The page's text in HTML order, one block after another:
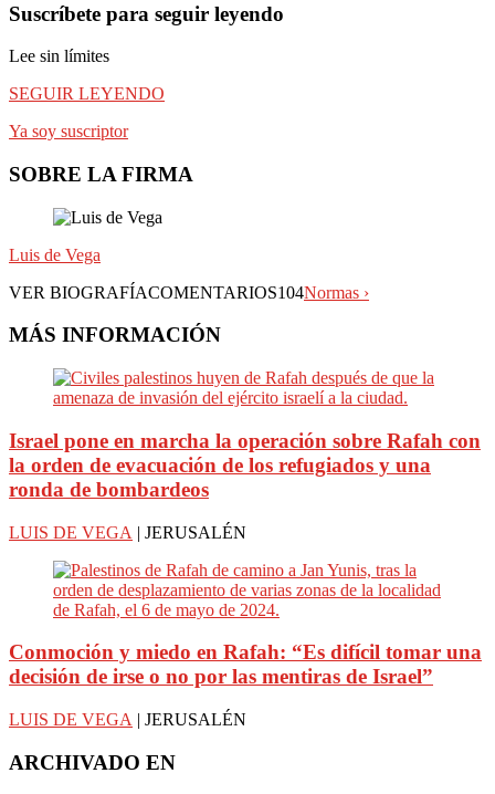
Suscríbete para seguir leyendo
Lee sin límites
SEGUIR LEYENDO
Ya soy suscriptor
SOBRE LA FIRMA
Luis de Vega
VER BIOGRAFÍACOMENTARIOS104Normas ›
MÁS INFORMACIÓN
Israel pone en marcha la operación sobre Rafah con
la orden de evacuación de los refugiados y una
ronda de bombardeos
LUIS DE VEGA | JERUSALÉN
Conmoción y miedo en Rafah: “Es difícil tomar una
decisión de irse o no por las mentiras de Israel”
LUIS DE VEGA | JERUSALÉN
ARCHIVADO EN